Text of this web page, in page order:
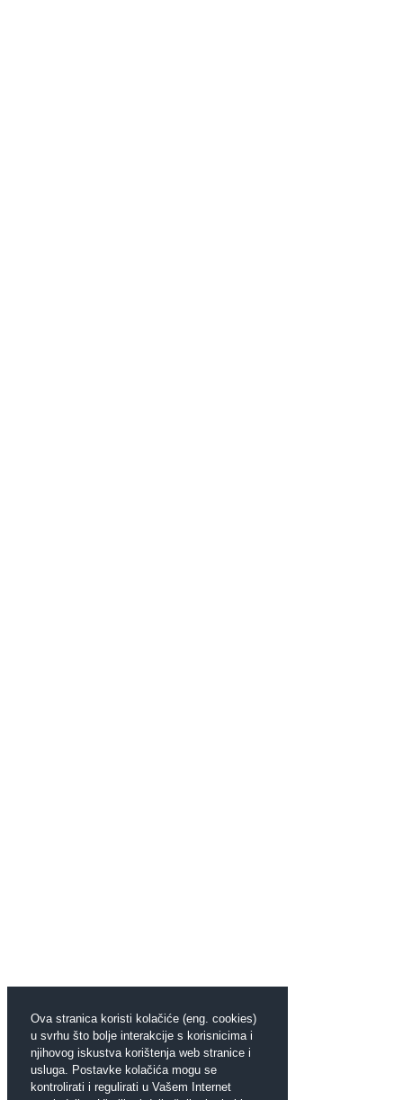
Ova stranica koristi kolačiće (eng. cookies)
u svrhu što bolje interakcije s korisnicima i
njihovog iskustva korištenja web stranice i
usluga. Postavke kolačića mogu se
kontrolirati i regulirati u Vašem Internet